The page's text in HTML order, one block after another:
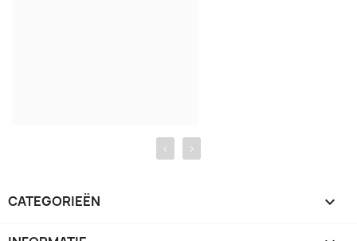
‹ ›
CATEGORIEËN 